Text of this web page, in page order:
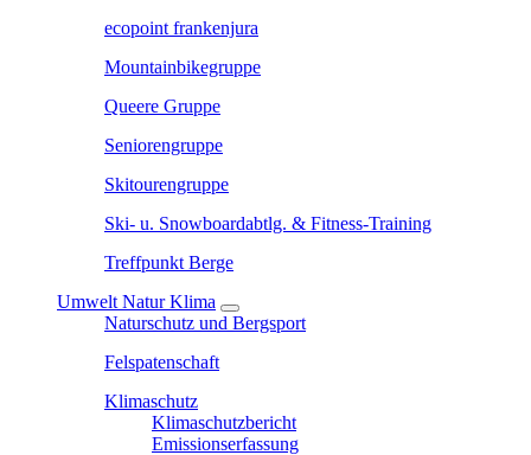
ecopoint frankenjura
Mountainbikegruppe
Queere Gruppe
Seniorengruppe
Skitourengruppe
Ski- u. Snowboardabtlg. & Fitness-Training
Treffpunkt Berge
Umwelt Natur Klima
Naturschutz und Bergsport
Felspatenschaft
Klimaschutz
Klimaschutzbericht
Emissionserfassung